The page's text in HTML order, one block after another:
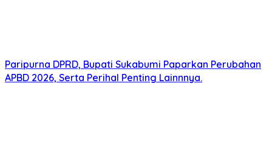
Paripurna DPRD, Bupati Sukabumi Paparkan Perubahan
APBD 2026, Serta Perihal Penting Lainnnya.